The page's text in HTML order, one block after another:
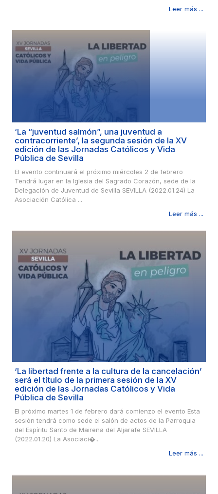
Leer más ...
‘La “juventud salmón”, una juventud a
contracorriente’, la segunda sesión de la XV
edición de las Jornadas Católicos y Vida
Pública de Sevilla
El evento continuará el próximo miércoles 2 de febrero
Tendrá lugar en la Iglesia del Sagrado Corazón, sede de la
Delegación de Juventud de Sevilla SEVILLA (2022.01.24) La
Asociación Católica ...
Leer más ...
‘La libertad frente a la cultura de la cancelación’
será el título de la primera sesión de la XV
edición de las Jornadas Católicos y Vida
Pública de Sevilla
El próximo martes 1 de febrero dará comienzo el evento Esta
sesión tendrá como sede el salón de actos de la Parroquia
del Espíritu Santo de Mairena del Aljarafe SEVILLA
(2022.01.20) La Asociaci�...
Leer más ...